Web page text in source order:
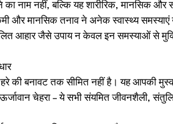
का नाम नहीं, बल्कि यह शारीरिक, मानसिक
और मानसिक तनाव ने अनेक स्वास्थ्य समस्याएं
आहार जैसे उपाय न केवल इन समस्याओं से
की बनावट तक सीमित नहीं है। यह आपकी
चेहरा – ये सभी संयमित जीवनशैली,